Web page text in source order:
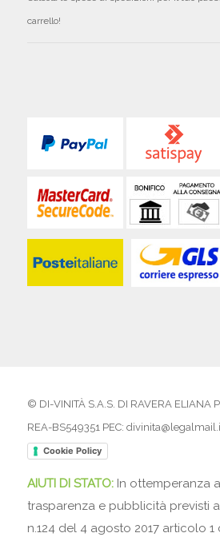
carrello!
© DI-VINITÀ S.A.S. DI RAVERA ELIANA
REA-BS549351 PEC:
Cookie Policy
AIUTI DI STATO: In ottemperanza
trasparenza e pubblicità previsti
n.124 del 4 agosto 2017 articolo 1